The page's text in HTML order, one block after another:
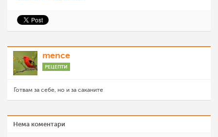
mence
РЕЦЕПТИ
Готвам за себе, но и за саканите
Нема коментари